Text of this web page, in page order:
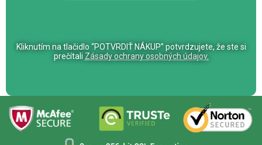
o
s
c
Kliknutím na tlačidlo “POTVRDIŤ NÁKUP” potvrdzujete, že ste si
prečítali Zásady ochrany osobných údajov.